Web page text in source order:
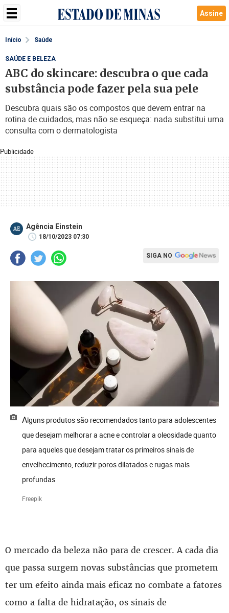
Assine
Início Saúde
Publicidade
SAÚDE E BELEZA
ABC do skincare: descubra o que cada
substância pode fazer pela sua pele
Descubra quais são os compostos que devem entrar na
rotina de cuidados, mas não se esqueça: nada substitui uma
consulta com o dermatologista
AE Agência Einstein
18/10/2023 07:30
SIGA NO
Alguns produtos são recomendados tanto para adolescentes
que desejam melhorar a acne e controlar a oleosidade quanto
para aqueles que desejam tratar os primeiros sinais de
envelhecimento, reduzir poros dilatados e rugas mais
profundas
Freepik
O mercado da beleza não para de crescer. A cada dia
que passa surgem novas substâncias que prometem
ter um efeito ainda mais eficaz no combate a fatores
como a falta de hidratação, os sinais de